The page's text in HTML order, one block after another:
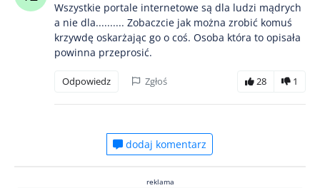
Wszystkie portale internetowe są dla ludzi mądrych
a nie dla.......... Zobaczcie jak można zrobić komuś
krzywdę oskarżając go o coś. Osoba która to opisała
powinna przeprosić.
Odpowiedz Zgłoś 28 1
dodaj komentarz
reklama